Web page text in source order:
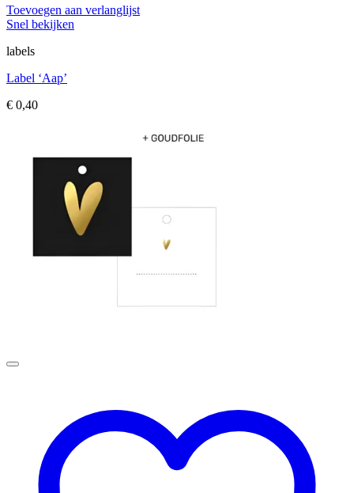
Toevoegen aan verlanglijst
Snel bekijken
labels
Label ‘Aap’
€ 0,40